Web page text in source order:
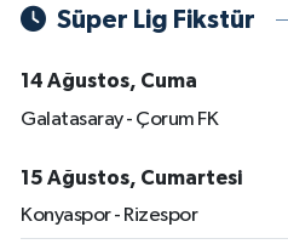
Süper Lig Fikstür
14 Ağustos, Cuma
Galatasaray - Çorum FK
15 Ağustos, Cumartesi
Konyaspor - Rizespor